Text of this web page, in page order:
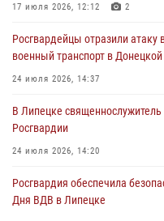
03 августа 2026, 13:39
17 июля 2026, 12:12 2
Росгвардейцы отразили атаку
военный транспорт в
24 июля 2026, 14:37
В Липецке священнослужитель
Росгвардии
24 июля 2026, 14:20
Росгвардия обеспечила
Дня ВДВ в Липецке